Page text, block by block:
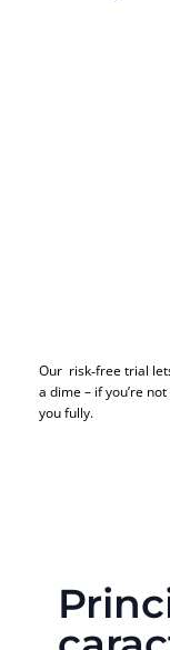
Our risk‑free trial
a dime – if you’re
you fully.